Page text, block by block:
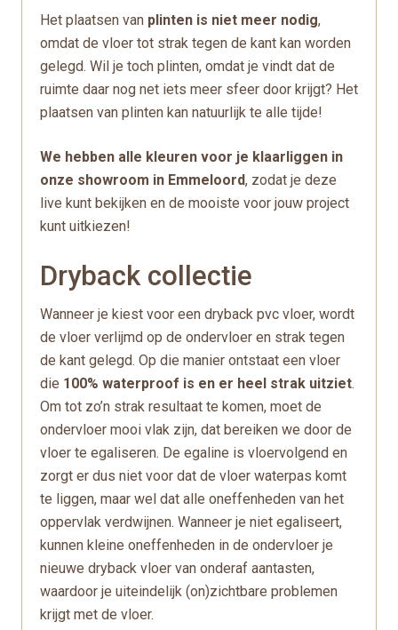
Het plaatsen van plinten is niet meer nodig,
omdat de vloer tot strak tegen de kant kan worden
gelegd. Wil je toch plinten, omdat je vindt dat de
ruimte daar nog net iets meer sfeer door krijgt? Het
plaatsen van plinten kan natuurlijk te alle tijde!
We hebben alle kleuren voor je klaarliggen in
onze showroom in Emmeloord, zodat je deze
live kunt bekijken en de mooiste voor jouw project
kunt uitkiezen!
Dryback collectie
Wanneer je kiest voor een dryback pvc vloer, wordt
de vloer verlijmd op de ondervloer en strak tegen
de kant gelegd. Op die manier ontstaat een vloer
die 100% waterproof is en er heel strak uitziet.
Om tot zo’n strak resultaat te komen, moet de
ondervloer mooi vlak zijn, dat bereiken we door de
vloer te egaliseren. De egaline is vloervolgend en
zorgt er dus niet voor dat de vloer waterpas komt
te liggen, maar wel dat alle oneffenheden van het
oppervlak verdwijnen. Wanneer je niet egaliseert,
kunnen kleine oneffenheden in de ondervloer je
nieuwe dryback vloer van onderaf aantasten,
waardoor je uiteindelijk (on)zichtbare problemen
krijgt met de vloer.